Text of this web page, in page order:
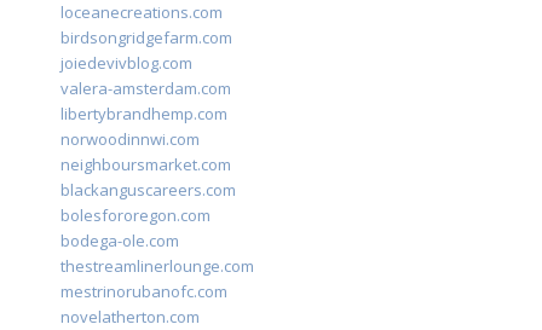
loceanecreations.com
birdsongridgefarm.com
joiedevivblog.com
valera-amsterdam.com
libertybrandhemp.com
norwoodinnwi.com
neighboursmarket.com
blackanguscareers.com
bolesfororegon.com
bodega-ole.com
thestreamlinerlounge.com
mestrinorubanofc.com
novelatherton.com